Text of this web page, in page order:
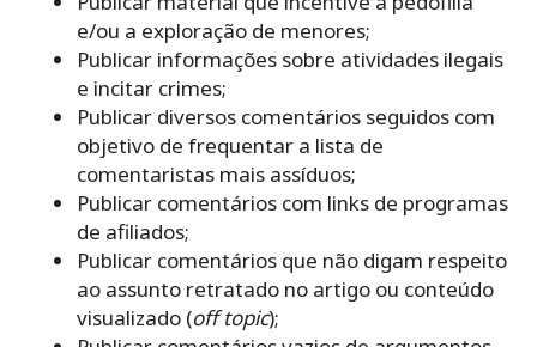
e/ou a exploração de menores;
Publicar informações sobre atividades ilegais
e incitar crimes;
Publicar diversos comentários seguidos com
objetivo de frequentar a lista de
comentaristas mais assíduos;
Publicar comentários com links de programas
de afiliados;
Publicar comentários que não digam respeito
ao assunto retratado no artigo ou conteúdo
visualizado (off topic);